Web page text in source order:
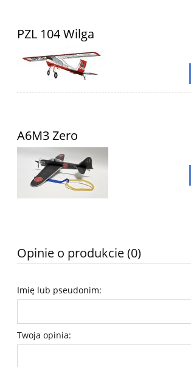
PZL 104 Wilga
A6M3 Zero
Opinie o produkcie (0)
Imię lub pseudonim:
Twoja opinia: